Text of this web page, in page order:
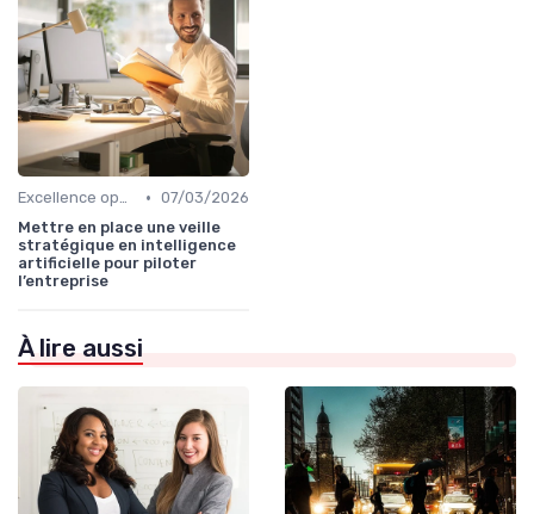
Excellence opérationnelle • 07/03/2026
Mettre en place une veille
stratégique en intelligence
artificielle pour piloter
l’entreprise
À lire aussi